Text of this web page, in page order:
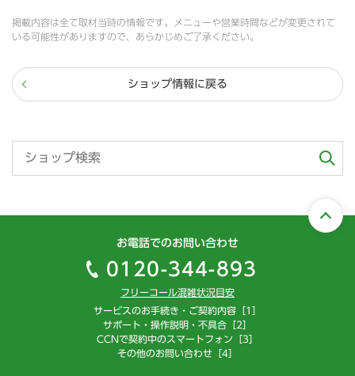
掲載内容は全て取材当時の情報です。メニューや営業時間などが変更されて
いる可能性がありますので、あらかじめご了承ください。
ショップ情報に戻る
お電話でのお問い合わせ
0120-344-893
フリーコール混雑状況目安
サービスのお手続き・ご契約内容［1］
サポート・操作説明・不具合［2］
CCNで契約中のスマートフォン［3］
その他のお問い合わせ［4］